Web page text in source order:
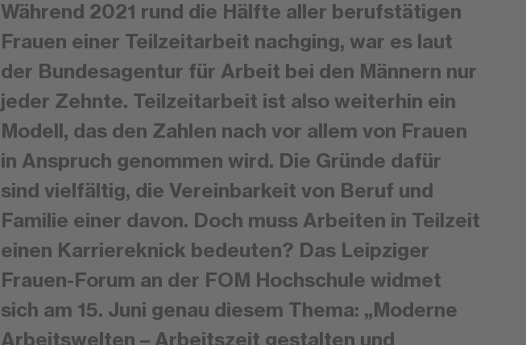
Während 2021 rund die Hälfte aller berufstätigen
Frauen einer Teilzeitarbeit nachging, war es laut
der Bundesagentur für Arbeit bei den Männern nur
jeder Zehnte. Teilzeitarbeit ist also weiterhin ein
Modell, das den Zahlen nach vor allem von Frauen
in Anspruch genommen wird. Die Gründe dafür
sind vielfältig, die Vereinbarkeit von Beruf und
Familie einer davon. Doch muss Arbeiten in Teilzeit
einen Karriereknick bedeuten? Das Leipziger
Frauen-Forum an der FOM Hochschule widmet
sich am 15. Juni genau diesem Thema: „Moderne
Arbeitswelten – Arbeitszeit gestalten und